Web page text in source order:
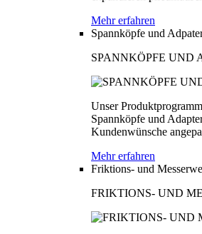
Mehr erfahren
Spannköpfe und
SPANNKÖPFE UND
Unser
Spannköpfe und
Kundenwünsche
Mehr erfahren
Friktions- und
FRIKTIONS- UND